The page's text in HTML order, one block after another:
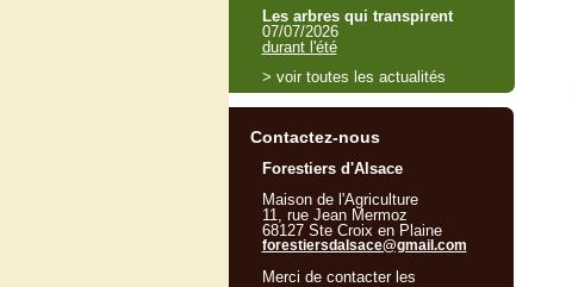
Les arbres qui transpirent
07/07/2026
durant l'été
> voir toutes les actualités
Contactez-nous
Forestiers d'Alsace
Maison de l'Agriculture
11, rue Jean Mermoz
68127 Ste Croix en Plaine
forestiersdalsace@gmail.com
Merci de contacter les